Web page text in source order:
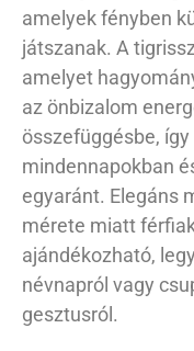
amelyek fényben
játszanak. A
amelyet
az önbizalom
összefüggésbe,
mindennapokban
egyaránt. Elegáns
mérete miatt
ajándékozható,
névnapról vagy
gesztusról.